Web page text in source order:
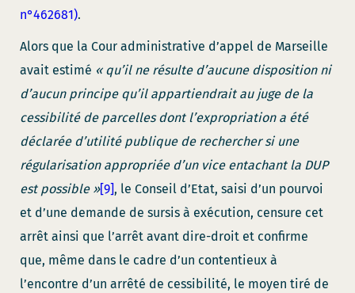
n°462681).
Alors que la Cour administrative d’appel de Marseille
avait estimé « qu’il ne résulte d’aucune disposition ni
d’aucun principe qu’il appartiendrait au juge de la
cessibilité de parcelles dont l’expropriation a été
déclarée d’utilité publique de rechercher si une
régularisation appropriée d’un vice entachant la DUP
est possible »[9], le Conseil d’Etat, saisi d’un pourvoi
et d’une demande de sursis à exécution, censure cet
arrêt ainsi que l’arrêt avant dire-droit et confirme
que, même dans le cadre d’un contentieux à
l’encontre d’un arrêté de cessibilité, le moyen tiré de